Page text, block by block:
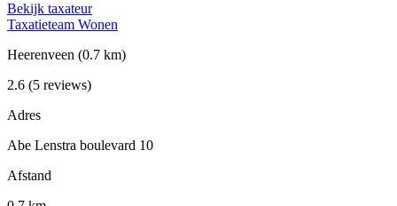
Bekijk taxateur
Taxatieteam Wonen
Heerenveen (0.7 km)
2.6 (5 reviews)
Adres
Abe Lenstra boulevard 10
Afstand